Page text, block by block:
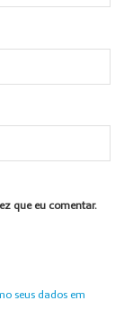
que eu comentar.
seus dados em